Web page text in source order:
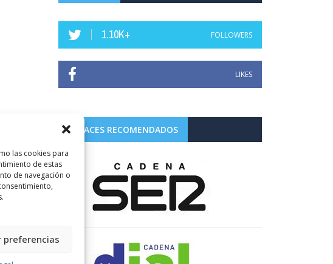
las cookies para
de estas
de navegación o
preferencias
1.10K+ FOLLOWERS
LIKES
ENLACES RECOMENDADOS